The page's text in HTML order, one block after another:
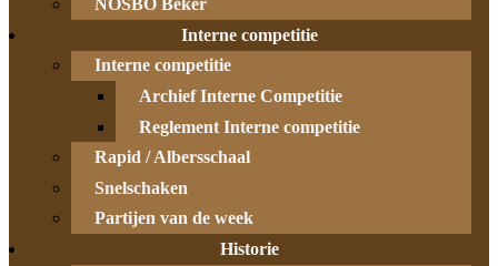
NOSBO Beker
Interne competitie
Interne competitie
Archief Interne Competitie
Reglement Interne competitie
Rapid / Albersschaal
Snelschaken
Partijen van de week
Historie